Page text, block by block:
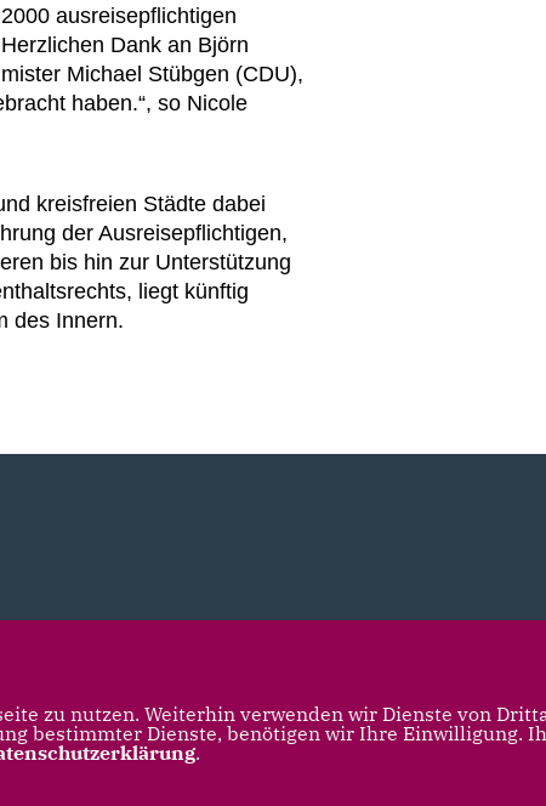
ausreisepflichtigen
Herzlichen Dank an Björn
Michael Stübgen (CDU),
haben.“, so Nicole
kreisfreien Städte dabei
der Ausreisepflichtigen,
bis hin zur Unterstützung
liegt künftig
des Innern.
zu nutzen. Weiterhin verwenden wir Dienste von
bestimmter Dienste, benötigen wir Ihre Einwilligung.
.